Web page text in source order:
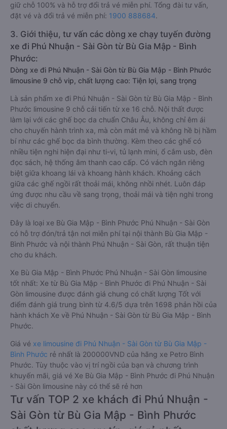
giữ chỗ 100% và hỗ trợ đổi trả vé miễn phí. Tổng đài tư vấn,
đặt vé và đổi trả vé miễn phí: 1900 888684.
3. Giới thiệu, tư vấn các dòng xe chạy tuyến đường
xe đi Phú Nhuận - Sài Gòn từ Bù Gia Mập - Bình
Phước:
Dòng xe đi Phú Nhuận - Sài Gòn từ Bù Gia Mập - Bình Phước
limousine 9 chỗ vip, chất lượng cao: Tiện lợi, sang trọng
Là sản phẩm xe đi Phú Nhuận - Sài Gòn từ Bù Gia Mập - Bình
Phước limousine 9 chỗ cải tiến từ xe 16 chỗ. Nội thất được
làm lại với các ghế bọc da chuẩn Châu Âu, không chỉ êm ái
cho chuyến hành trình xa, mà còn mát mẻ và không hề bị hầm
bí như các ghế bọc da bình thường. Kèm theo các ghế có
nhiều tiện nghi hiện đại như ti-vi, tủ lạnh mini, ổ cắm usb, đèn
đọc sách, hệ thống âm thanh cao cấp. Có vách ngăn riêng
biệt giữa khoang lái và khoang hành khách. Khoảng cách
giữa các ghế ngồi rất thoải mái, không nhồi nhét. Luôn đáp
ứng được nhu cầu về sang trọng, thoải mái và tiện nghi trong
việc di chuyển.
Đây là loại xe Bù Gia Mập - Bình Phước Phú Nhuận - Sài Gòn
có hỗ trợ đón/trả tận nơi miễn phí tại nội thành Bù Gia Mập -
Bình Phước và nội thành Phú Nhuận - Sài Gòn, rất thuận tiện
cho du khách.
Xe Bù Gia Mập - Bình Phước Phú Nhuận - Sài Gòn limousine
tốt nhất: Xe từ Bù Gia Mập - Bình Phước đi Phú Nhuận - Sài
Gòn limousine được đánh giá chung có chất lượng Tốt với
điểm đánh giá trung bình từ 4.6/5 dựa trên 1698 phản hồi của
hành khách Xe về Phú Nhuận - Sài Gòn từ Bù Gia Mập - Bình
Phước.
Giá vé xe limousine đi Phú Nhuận - Sài Gòn từ Bù Gia Mập -
Bình Phước rẻ nhất là 200000VND của hãng xe Petro Bình
Phước. Tùy thuộc vào vị trí ngồi của bạn và chương trình
khuyến mãi, giá vé Xe Bù Gia Mập - Bình Phước đi Phú Nhuận
- Sài Gòn limousine này có thể sẽ rẻ hơn
Tư vấn TOP 2 xe khách đi Phú Nhuận -
Sài Gòn từ Bù Gia Mập - Bình Phước